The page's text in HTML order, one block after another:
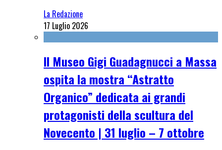
La Redazione
17 Luglio 2026
Il Museo Gigi Guadagnucci a Massa
ospita la mostra “Astratto
Organico” dedicata ai grandi
protagonisti della scultura del
Novecento | 31 luglio – 7 ottobre